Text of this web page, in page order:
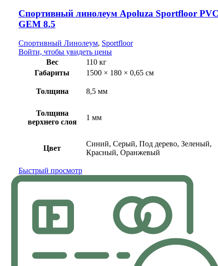
Спортивный линолеум Apoluza Sportfloor
GEM 8.5
Спортивный Линолеум, Sportfloor
Войти, чтобы увидеть цены
Вес
110 кг
Габариты
1500 × 180 × 0,65 см
Толщина 8,5 мм
Толщина
верхнего слоя
1 мм
Цвет
Синий, Серый, Под дерево, Зеленый,
Красный, Оранжевый
Быстрый просмотр